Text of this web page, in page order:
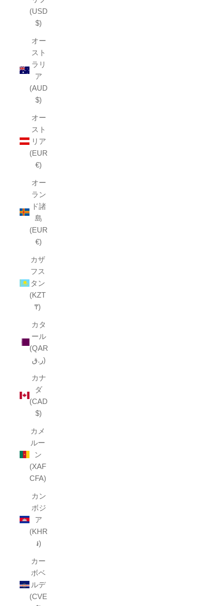
(USD
$)
オー
スト
ラリ
ア
(AUD
$)
オー
スト
リア
(EUR
€)
オー
ラン
ド諸
島
(EUR
€)
カザ
フス
タン
(KZT
₸)
カタ
ール
(QAR
ر.ق)
カナ
ダ
(CAD
$)
カメ
ルー
ン
(XAF
CFA)
カン
ボジ
ア
(KHR
៛)
カー
ボベ
ルデ
(CVE